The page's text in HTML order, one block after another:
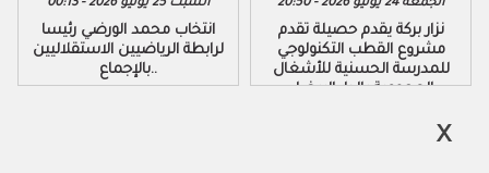
السبت 25 يوليو 2026 - 00:13
​انتخاب محمد الورضي رئيسا
لرابطة الرياضيين الاستقلاليين
بالإجماع..
الجمعة 24 يوليو 2026 - 20:50
نزار بركة يقدم حصيلة تقدم
مشروع القطب التكنولوجي
للمدرسة الحسنية للأشغال
العمومية بالدار البيضاء